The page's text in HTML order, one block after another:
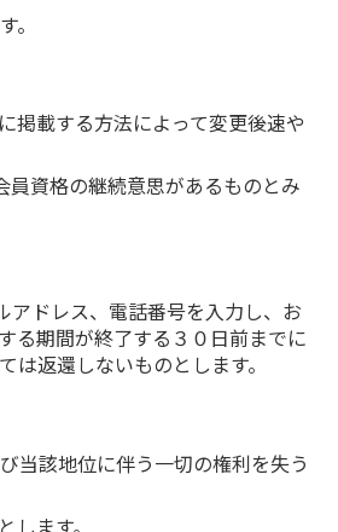
。
掲載する方法によって変更後速や
資格の継続意思があるものとみ
ドレス、電話番号を入力し、お
る期間が終了する３０日前までに
返還しないものとします。
当該地位に伴う一切の権利を失う
ます。